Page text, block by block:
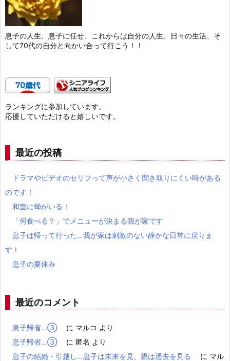
息子の人生、息子に任せ、これからは自分の人生、日々の生活、そ
して70代の自分と向かい合って行こう！！
ランキングに参加しています。
応援していただけると嬉しいです。
最近の投稿
ドラマやビデオのセリフって声が小さく聞き取りにくい時がある
のです！
和室に蝉がいる！
「何食べる？」でメニューが決まる我が家です
息子は帰って行った…我が家は刺激のない静かな日常に戻りま
す！
息子の夏休み
最近のコメント
息子帰省…③ に マルコ より
息子帰省…③
に 匿名 より
息子の結婚・引越し…息子は未来を見、親は過去を見る
に マル